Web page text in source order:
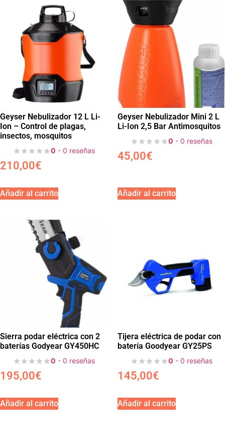
Geyser Nebulizador 12 L Li-
Ion – Control de plagas,
insectos, mosquitos
0 - 0 reseñas
210,00€
Añadir al carrito
Geyser Nebulizador Mini 2 L
Li-Ion 2,5 Bar Antimosquitos
0 - 0 reseñas
45,00€
Añadir al carrito
Sierra podar eléctrica con 2
baterías Godyear GY450HC
0 - 0 reseñas
195,00€
Añadir al carrito
Tijera eléctrica de podar con
batería Goodyear GY25PS
0 - 0 reseñas
145,00€
Añadir al carrito